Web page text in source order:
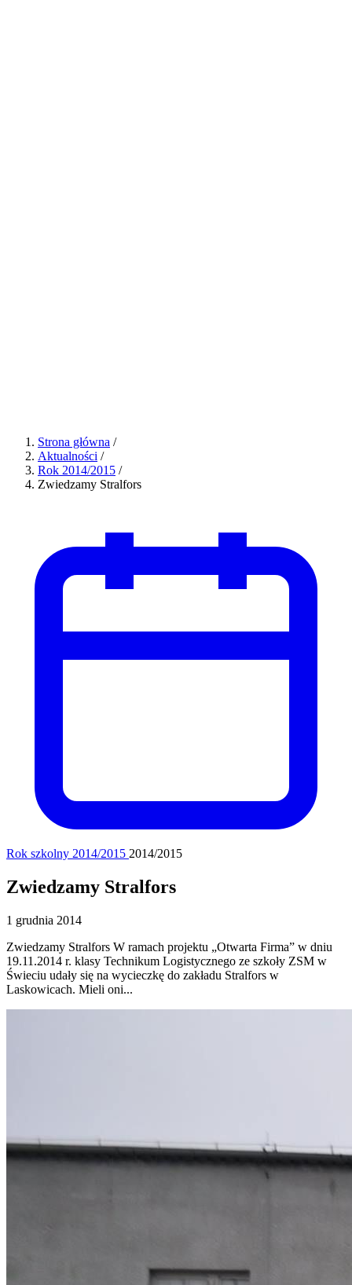
Strona główna /
Aktualności /
Rok 2014/2015 /
Zwiedzamy Stralfors
Rok szkolny 2014/2015 2014/2015
Zwiedzamy Stralfors
1 grudnia 2014
Zwiedzamy Stralfors W ramach projektu „Otwarta Firma” w dniu
19.11.2014 r. klasy Technikum Logistycznego ze szkoły ZSM w
Świeciu udały się na wycieczkę do zakładu Stralfors w
Laskowicach. Mieli oni...